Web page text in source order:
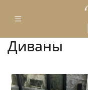
Диваны